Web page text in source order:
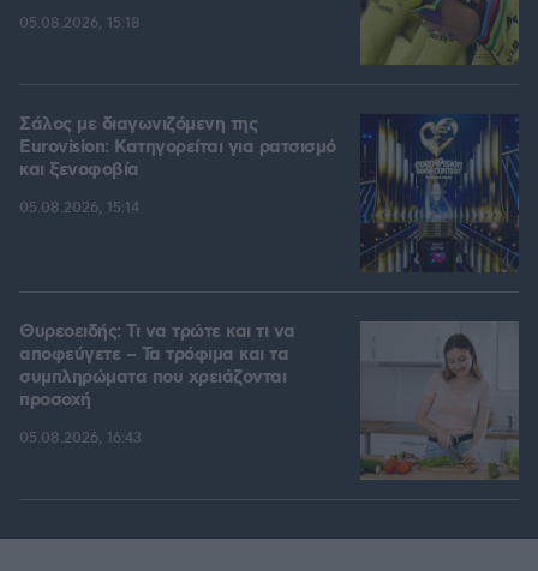
05.08.2026, 15:18
Σάλος με διαγωνιζόμενη της
Eurovision: Κατηγορείται για ρατσισμό
και ξενοφοβία
05.08.2026, 15:14
Θυρεοειδής: Τι να τρώτε και τι να
αποφεύγετε – Τα τρόφιμα και τα
συμπληρώματα που χρειάζονται
προσοχή
05.08.2026, 16:43